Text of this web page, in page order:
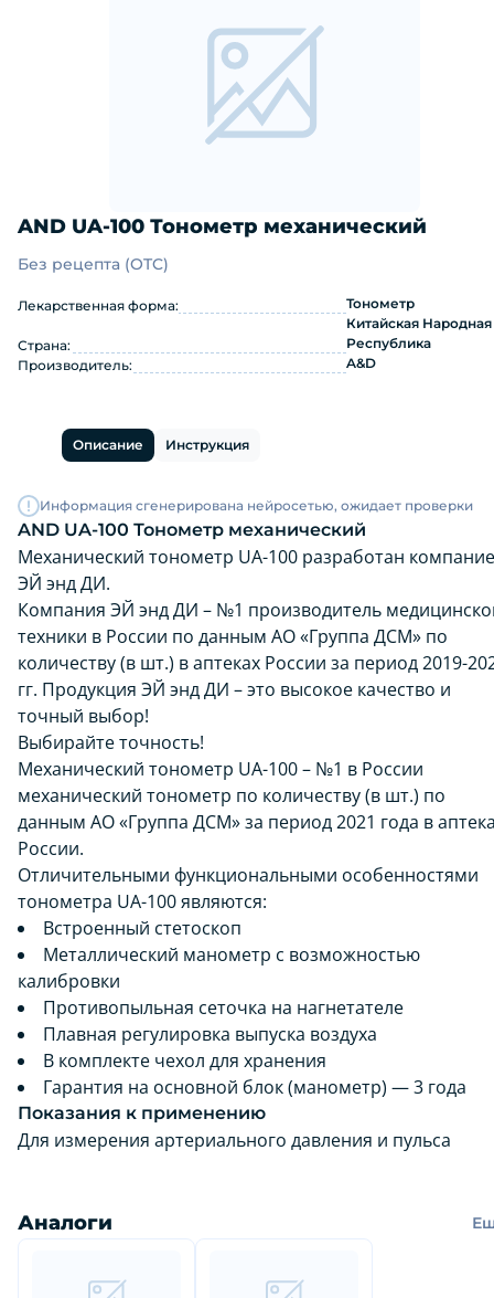
AND UA-100 Тонометр механический
AND UA-100 Тонометр
Без рецепта (OTC)
Лекарственная форма: Тонометр
Страна:
Китайская Народная
Республика
Производитель:
A&D
Описание Инструкция
Информация сгенерирована нейросетью, ожидает проверки
AND UA-100 Тонометр механический
Механический тонометр UA-100 разработан
ЭЙ энд ДИ.
Компания ЭЙ энд ДИ – №1 производитель
техники в России по данным АО «Группа ДСМ» по
количеству (в шт.) в аптеках России за период 2019-
гг. Продукция ЭЙ энд ДИ – это высокое качество и
точный выбор!
Выбирайте точность!
Механический тонометр UA-100 – №1 в России
механический тонометр по количеству (в шт.) по
данным АО «Группа ДСМ» за период 2021 года в
России.
Отличительными функциональными особенностями
тонометра UA-100 являются:
Встроенный стетоскоп
Металлический манометр с возможностью
калибровки
Противопыльная сеточка на нагнетателе
Плавная регулировка выпуска воздуха
В комплекте чехол для хранения
Гарантия на основной блок (манометр) — 3 года
Показания к применению
Для измерения артериального давления и пульса
Аналоги